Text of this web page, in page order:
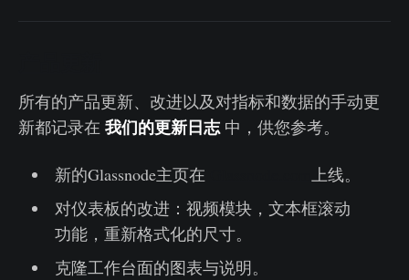
所有的产品更新、改进以及对指标和数据的手动更
新都记录在 我们的更新日志中，供您参考。
新的Glassnode主页在
上线。
对仪表板的改进：视频模块，文本框滚动
功能，重新格式化的尺寸。
克隆工作台面的图表与说明。